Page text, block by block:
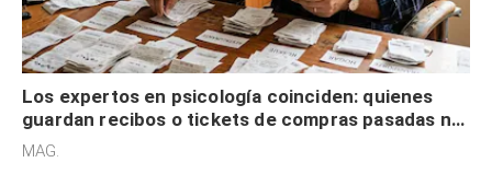
Los expertos en psicología coinciden: quienes
guardan recibos o tickets de compras pasadas no
son acumuladores, sino que tienen necesidad de
MAG.